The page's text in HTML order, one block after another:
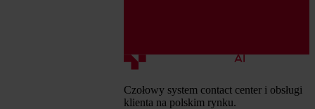
Czołowy system contact center i obsługi
klienta na polskim rynku.